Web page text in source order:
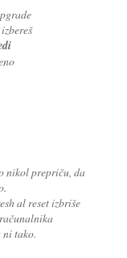
nikol prepriču, da
al reset izbriše
ni tako.